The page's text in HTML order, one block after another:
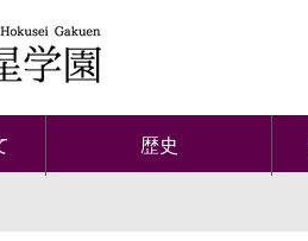
歴史